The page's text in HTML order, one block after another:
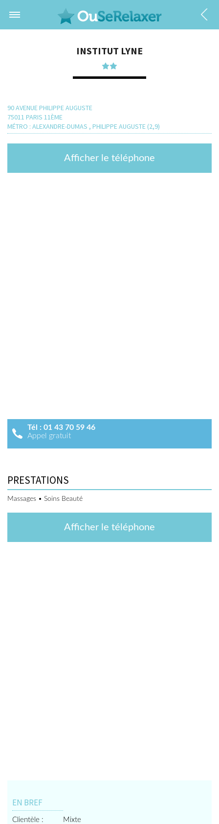
INSTITUT LYNE
90 AVENUE PHILIPPE AUGUSTE
75011 PARIS 11ÈME
MÉTRO : ALEXANDRE-DUMAS , PHILIPPE AUGUSTE (2,9)
Afficher le téléphone
Tél : 01 43 70 59 46
Appel gratuit
PRESTATIONS
Massages • Soins Beauté
Afficher le téléphone
EN BREF
Clientèle : Mixte